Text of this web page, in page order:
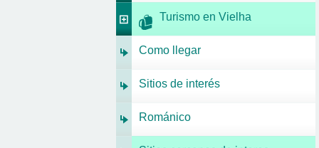
Turismo en Vielha
Como llegar
Sitios de interés
Románico